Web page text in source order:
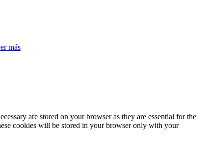
más
are stored on your browser as they are essential for the
cookies will be stored in your browser only with your